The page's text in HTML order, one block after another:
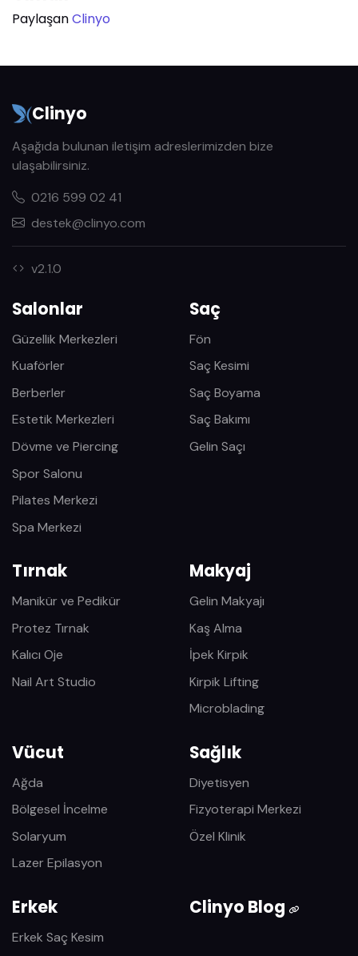
PaylaşanClinyo
Clinyo
Aşağıda bulunan iletişim adreslerimizden bize
ulaşabilirsiniz.
0216 599 02 41
destek@clinyo.com
v2.1.0
Salonlar
Güzellik Merkezleri
Kuaförler
Berberler
Estetik Merkezleri
Dövme ve Piercing
Spor Salonu
Pilates Merkezi
Spa Merkezi
Saç
Fön
Saç Kesimi
Saç Boyama
Saç Bakımı
Gelin Saçı
Tırnak
Manikür ve Pedikür
Protez Tırnak
Kalıcı Oje
Nail Art Studio
Makyaj
Gelin Makyajı
Kaş Alma
İpek Kirpik
Kirpik Lifting
Microblading
Vücut
Ağda
Bölgesel İncelme
Solaryum
Lazer Epilasyon
Sağlık
Diyetisyen
Fizyoterapi Merkezi
Özel Klinik
Erkek
Erkek Saç Kesim
Clinyo Blog